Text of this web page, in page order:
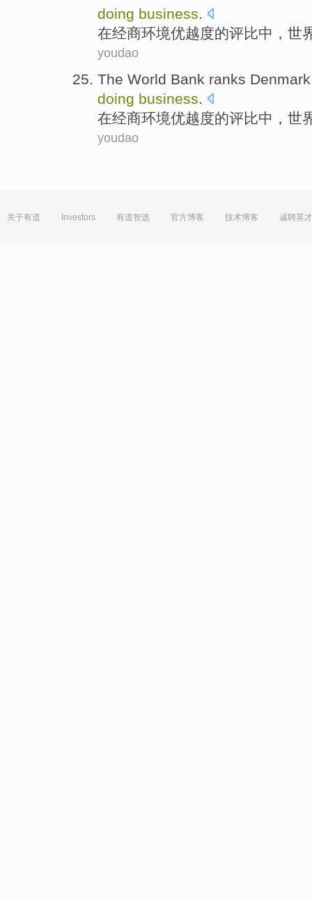
doing business.
在经商环境优越度的评比中 ， 世
youdao
The World Bank ranks Denmark
doing business.
在经商环境优越度的评比中 ， 世
youdao
关于有道 Investors 有道智选 官方博客 技术博客 诚聘英才